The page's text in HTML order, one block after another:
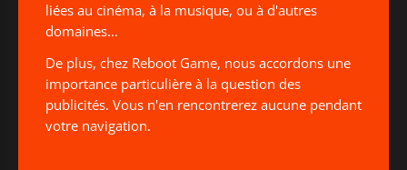
liées au cinéma, à la musique, ou à d'autres
domaines...
De plus, chez Reboot Game, nous accordons une
importance particulière à la question des
publicités. Vous n'en rencontrerez aucune pendant
votre navigation.